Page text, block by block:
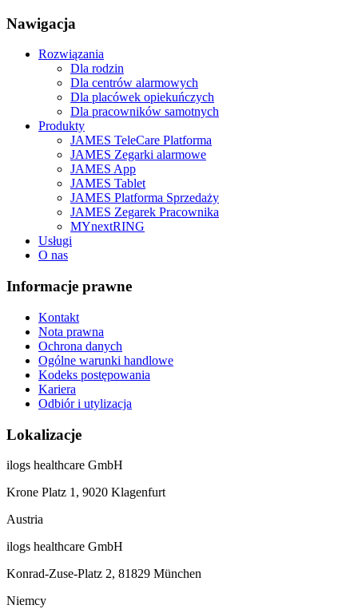
Nawigacja
Rozwiązania
Dla rodzin
Dla centrów alarmowych
Dla placówek opiekuńczych
Dla pracowników samotnych
Produkty
JAMES TeleCare Platforma
JAMES Zegarki alarmowe
JAMES App
JAMES Tablet
JAMES Platforma Sprzedaży
JAMES Zegarek Pracownika
MYnextRING
Usługi
O nas
Informacje prawne
Kontakt
Nota prawna
Ochrona danych
Ogólne warunki handlowe
Kodeks postępowania
Kariera
Odbiór i utylizacja
Lokalizacje
ilogs healthcare GmbH
Krone Platz 1, 9020 Klagenfurt
Austria
ilogs healthcare GmbH
Konrad-Zuse-Platz 2, 81829 München
Niemcy